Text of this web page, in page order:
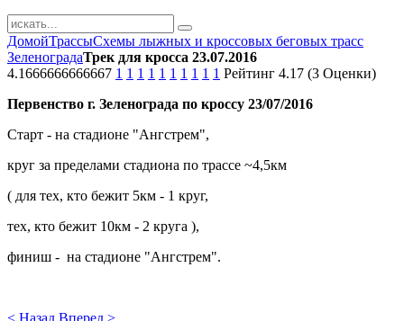
ДомойТрассыСхемы лыжных и кроссовых беговых трасс
ЗеленоградаТрек для кросса 23.07.2016
4.1666666666667 1 1 1 1 1 1 1 1 1 1 Рейтинг 4.17 (3 Оценки)
Первенство г. Зеленограда по кроссу 23/07/2016
Старт - на стадионе "Ангстрем",
круг за пределами стадиона по трассе ~4,5км
( для тех, кто бежит 5км - 1 круг,
тех, кто бежит 10км - 2 круга ),
финиш - на стадионе "Ангстрем".
< Назад Вперед >